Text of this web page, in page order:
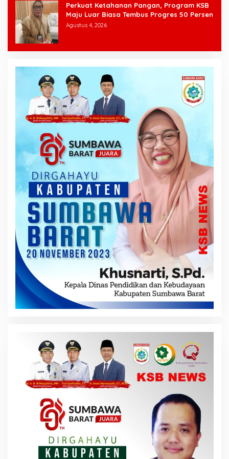
Perkuat Ketahanan Pangan, Program KSB
Maju Luar Biasa Tembus Progres 50 Persen
Agustus 4, 2026